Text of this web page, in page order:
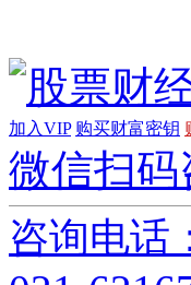
加入VIP 购买财富密钥
微信扫码
咨询电话